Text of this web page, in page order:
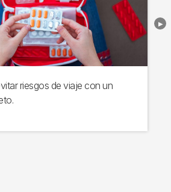
riesgos de viaje con un